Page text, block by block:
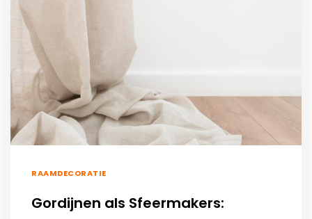
RAAMDECORATIE
Gordijnen als Sfeermakers: